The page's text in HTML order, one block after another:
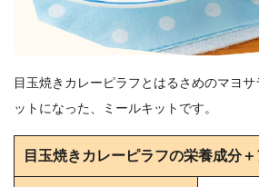
目玉焼きカレーピラフとはるさめのマヨ
ットになった、ミールキットです。
目玉焼きカレーピラフの栄養成分